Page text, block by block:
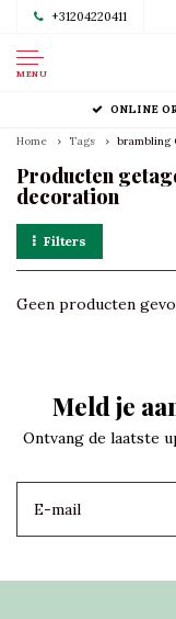
+31204220411
MENU
ONLINE
Home Tags brambling
Producten
decoration
Filters
Geen producten
Meld je
Ontvang de laatste